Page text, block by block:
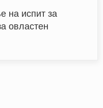
на испит за
овластен